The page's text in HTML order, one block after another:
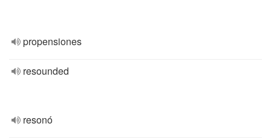
propensiones
resounded
resonó